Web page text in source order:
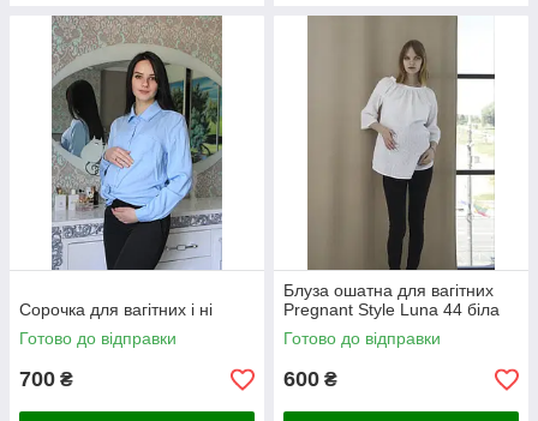
Сорочка для вагітних і ні
Готово до відправки
700 ₴
Блуза ошатна для вагітних
Pregnant Style Luna 44 біла
Готово до відправки
600 ₴